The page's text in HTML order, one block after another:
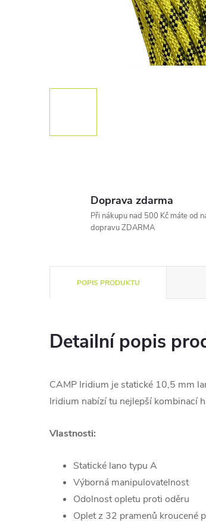
Doprava zdarma
Při nákupu nad 500 Kč máte od
dopravu ZDARMA
POPIS PRODUKTU
Detailní popis
CAMP Iridium je statické 10,5 mm
Iridium nabízí tu nejlepší kombinací
Vlastnosti:
Statické lano typu A
Výborná manipulovatelnost
Odolnost opletu proti oděru
Oplet z 32 pramenů kroucené